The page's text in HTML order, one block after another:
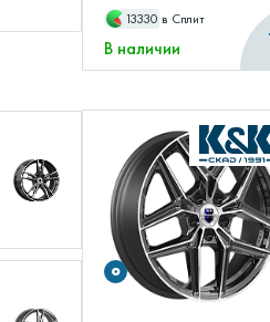
13330 в Сплит
В наличии